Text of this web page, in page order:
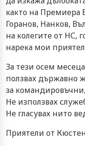
както на Премиера
Горанов, Нанков,
на колегите от НС,
нарека мои
За тези осем
ползвах държавно
за
Не използвах
Не гласувах нито
Приятели от